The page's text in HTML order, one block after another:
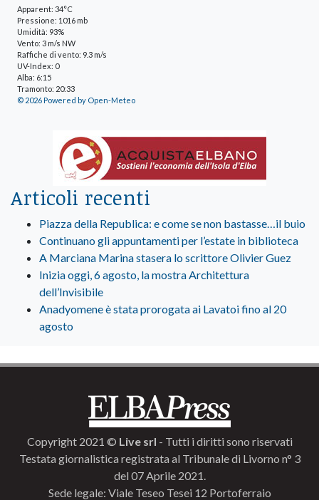
Apparent: 34°C
Pressione: 1016 mb
Umidità: 93%
Vento: 3 m/s NW
Raffiche di vento: 9.3 m/s
UV-Index: 0
Alba: 6:15
Tramonto: 20:33
© 2026 Powered by Open-Meteo
Articoli recenti
Piazza della Republica: e come se non bastasse…il buio
Continuano gli appuntamenti per l’estate in biblioteca
A Marciana Marina stasera lo scrittore Olivier Guez
Inizia oggi, 6 agosto, la mostra Architettura
dell’Invisibile
Anadyomene è stata prorogata ai Lavatoi fino al 20
agosto
Copyright 2021 © Live srl - Tutti i diritti sono riservati
Testata giornalistica registrata al Tribunale di Livorno n° 3
del 07 Aprile 2021.
Sede legale: Viale Teseo Tesei 12 Portoferraio